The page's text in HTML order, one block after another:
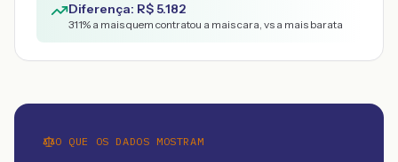
Diferença: R$5.182
311% a mais quem contratou a mais cara, vs a mais barata
O QUE OS DADOS MOSTRAM